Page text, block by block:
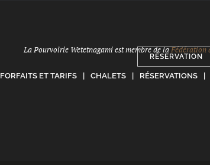
RÉSERVATION
La Pourvoirie Wetetnagami est membre de laFédération
FORFAITS ET TARIFS CHALETS RÉSERVATIONS